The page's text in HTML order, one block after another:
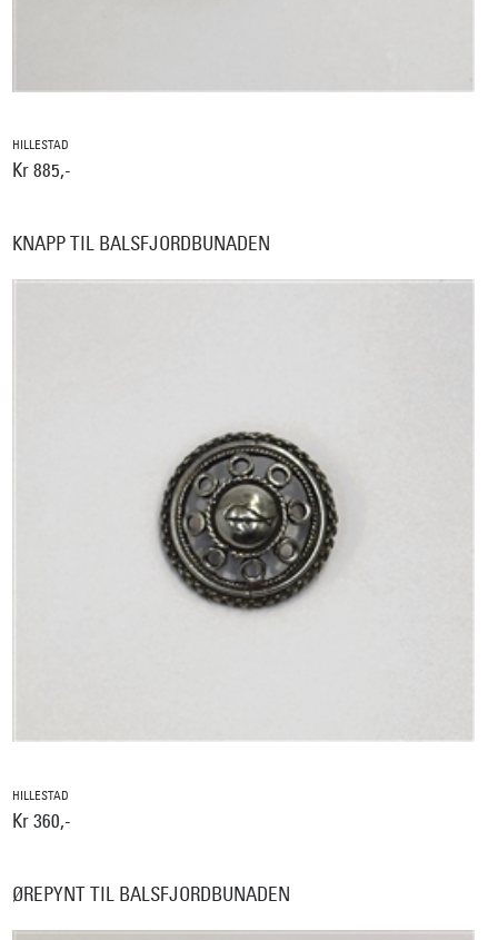
HILLESTAD
Kr 885,-
KNAPP TIL BALSFJORDBUNADEN
HILLESTAD
Kr 360,-
ØREPYNT TIL BALSFJORDBUNADEN